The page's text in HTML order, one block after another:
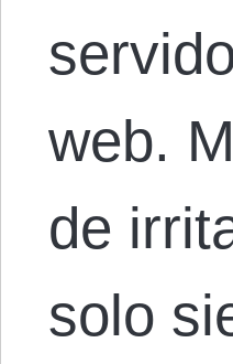
web.
de
solo